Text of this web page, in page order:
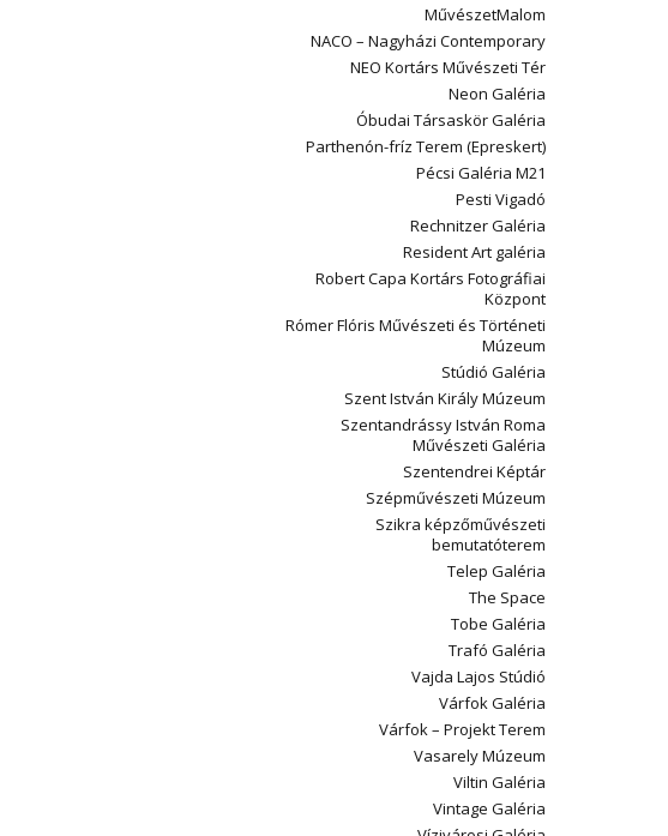
MűvészetMalom
NACO – Nagyházi Contemporary
NEO Kortárs Művészeti Tér
Neon Galéria
Óbudai Társaskör Galéria
Parthenón-fríz Terem (Epreskert)
Pécsi Galéria M21
Pesti Vigadó
Rechnitzer Galéria
Resident Art galéria
Robert Capa Kortárs Fotográfiai
Központ
Rómer Flóris Művészeti és Történeti
Múzeum
Stúdió Galéria
Szent István Király Múzeum
Szentandrássy István Roma
Művészeti Galéria
Szentendrei Képtár
Szépművészeti Múzeum
Szikra képzőművészeti
bemutatóterem
Telep Galéria
The Space
Tobe Galéria
Trafó Galéria
Vajda Lajos Stúdió
Várfok Galéria
Várfok – Projekt Terem
Vasarely Múzeum
Viltin Galéria
Vintage Galéria